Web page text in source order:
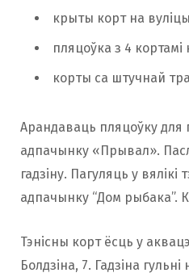
крыты корт на
пляцоўка з 4 кортамі
корты са штучнай
Арандаваць пляцоўку для
адпачынку «Прывал».
гадзіну. Пагуляць у вялікі
адпачынку “Дом рыбака”.
Тэнісны корт ёсць у
Болдзіна, 7. Гадзіна